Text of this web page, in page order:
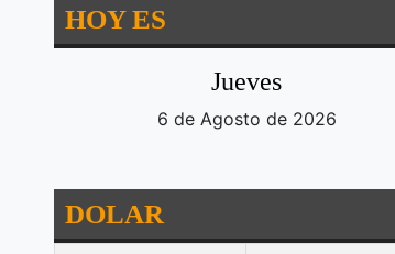
HOY ES
Jueves
6 de Agosto de 2026
DOLAR